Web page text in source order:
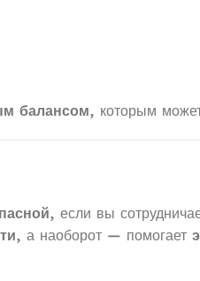
балансом, которым
, если вы
, а наоборот — помогает